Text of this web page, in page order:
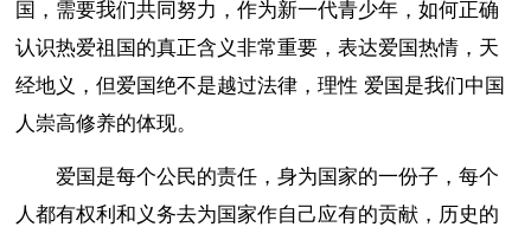
国，需要我们共同努力，作为新一代青少年，如何正确
认识热爱祖国的真正含义非常重要，表达爱国热情，天
经地义，但爱国绝不是越过法律，理性 爱国是我们中国
人崇高修养的体现。
爱国是每个公民的责任，身为国家的一份子，每个
人都有权利和义务去为国家作自己应有的贡献，历史的